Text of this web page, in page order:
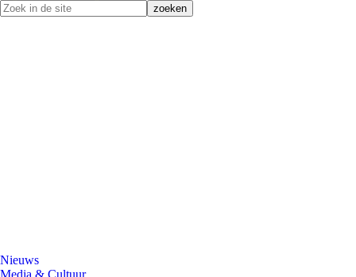
Nieuws
Media & Cultuur